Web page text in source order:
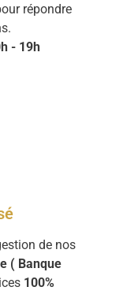
répondre
- 19h
de nos
( Banque
100%